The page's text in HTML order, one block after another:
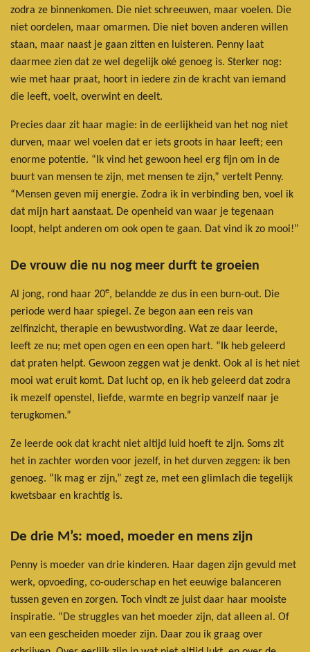
zodra ze binnenkomen. Die niet schreeuwen, maar voelen. Die
niet oordelen, maar omarmen. Die niet boven anderen willen
staan, maar naast je gaan zitten en luisteren. Penny laat
daarmee zien dat ze wel degelijk oké genoeg is. Sterker nog:
wie met haar praat, hoort in iedere zin de kracht van iemand
die leeft, voelt, overwint en deelt.
Precies daar zit haar magie: in de eerlijkheid van het nog niet
durven, maar wel voelen dat er iets groots in haar leeft; een
enorme potentie. “Ik vind het gewoon heel erg fijn om in de
buurt van mensen te zijn, met mensen te zijn,” vertelt Penny.
“Mensen geven mij energie. Zodra ik in verbinding ben, voel ik
dat mijn hart aanstaat. De openheid van waar je tegenaan
loopt, helpt anderen om ook open te gaan. Dat vind ik zo mooi!”
De vrouw die nu nog meer durft te groeien
Al jong, rond haar 20e, belandde ze dus in een burn-out. Die
periode werd haar spiegel. Ze begon aan een reis van
zelfinzicht, therapie en bewustwording. Wat ze daar leerde,
leeft ze nu; met open ogen en een open hart. “Ik heb geleerd
dat praten helpt. Gewoon zeggen wat je denkt. Ook al is het niet
mooi wat eruit komt. Dat lucht op, en ik heb geleerd dat zodra
ik mezelf openstel, liefde, warmte en begrip vanzelf naar je
terugkomen.”
Ze leerde ook dat kracht niet altijd luid hoeft te zijn. Soms zit
het in zachter worden voor jezelf, in het durven zeggen: ik ben
genoeg. “Ik mag er zijn,” zegt ze, met een glimlach die tegelijk
kwetsbaar en krachtig is.
De drie M’s: moed, moeder en mens zijn
Penny is moeder van drie kinderen. Haar dagen zijn gevuld met
werk, opvoeding, co-ouderschap en het eeuwige balanceren
tussen geven en zorgen. Toch vindt ze juist daar haar mooiste
inspiratie. “De struggles van het moeder zijn, dat alleen al. Of
van een gescheiden moeder zijn. Daar zou ik graag over